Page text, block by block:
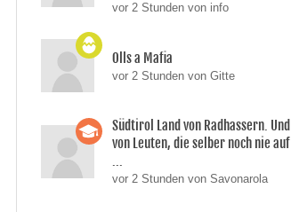
vor 2 Stunden von info
Olls a Mafia
vor 2 Stunden von Gitte
Südtirol Land von Radhassern. Und
von Leuten, die selber noch nie auf
...
vor 2 Stunden von Savonarola